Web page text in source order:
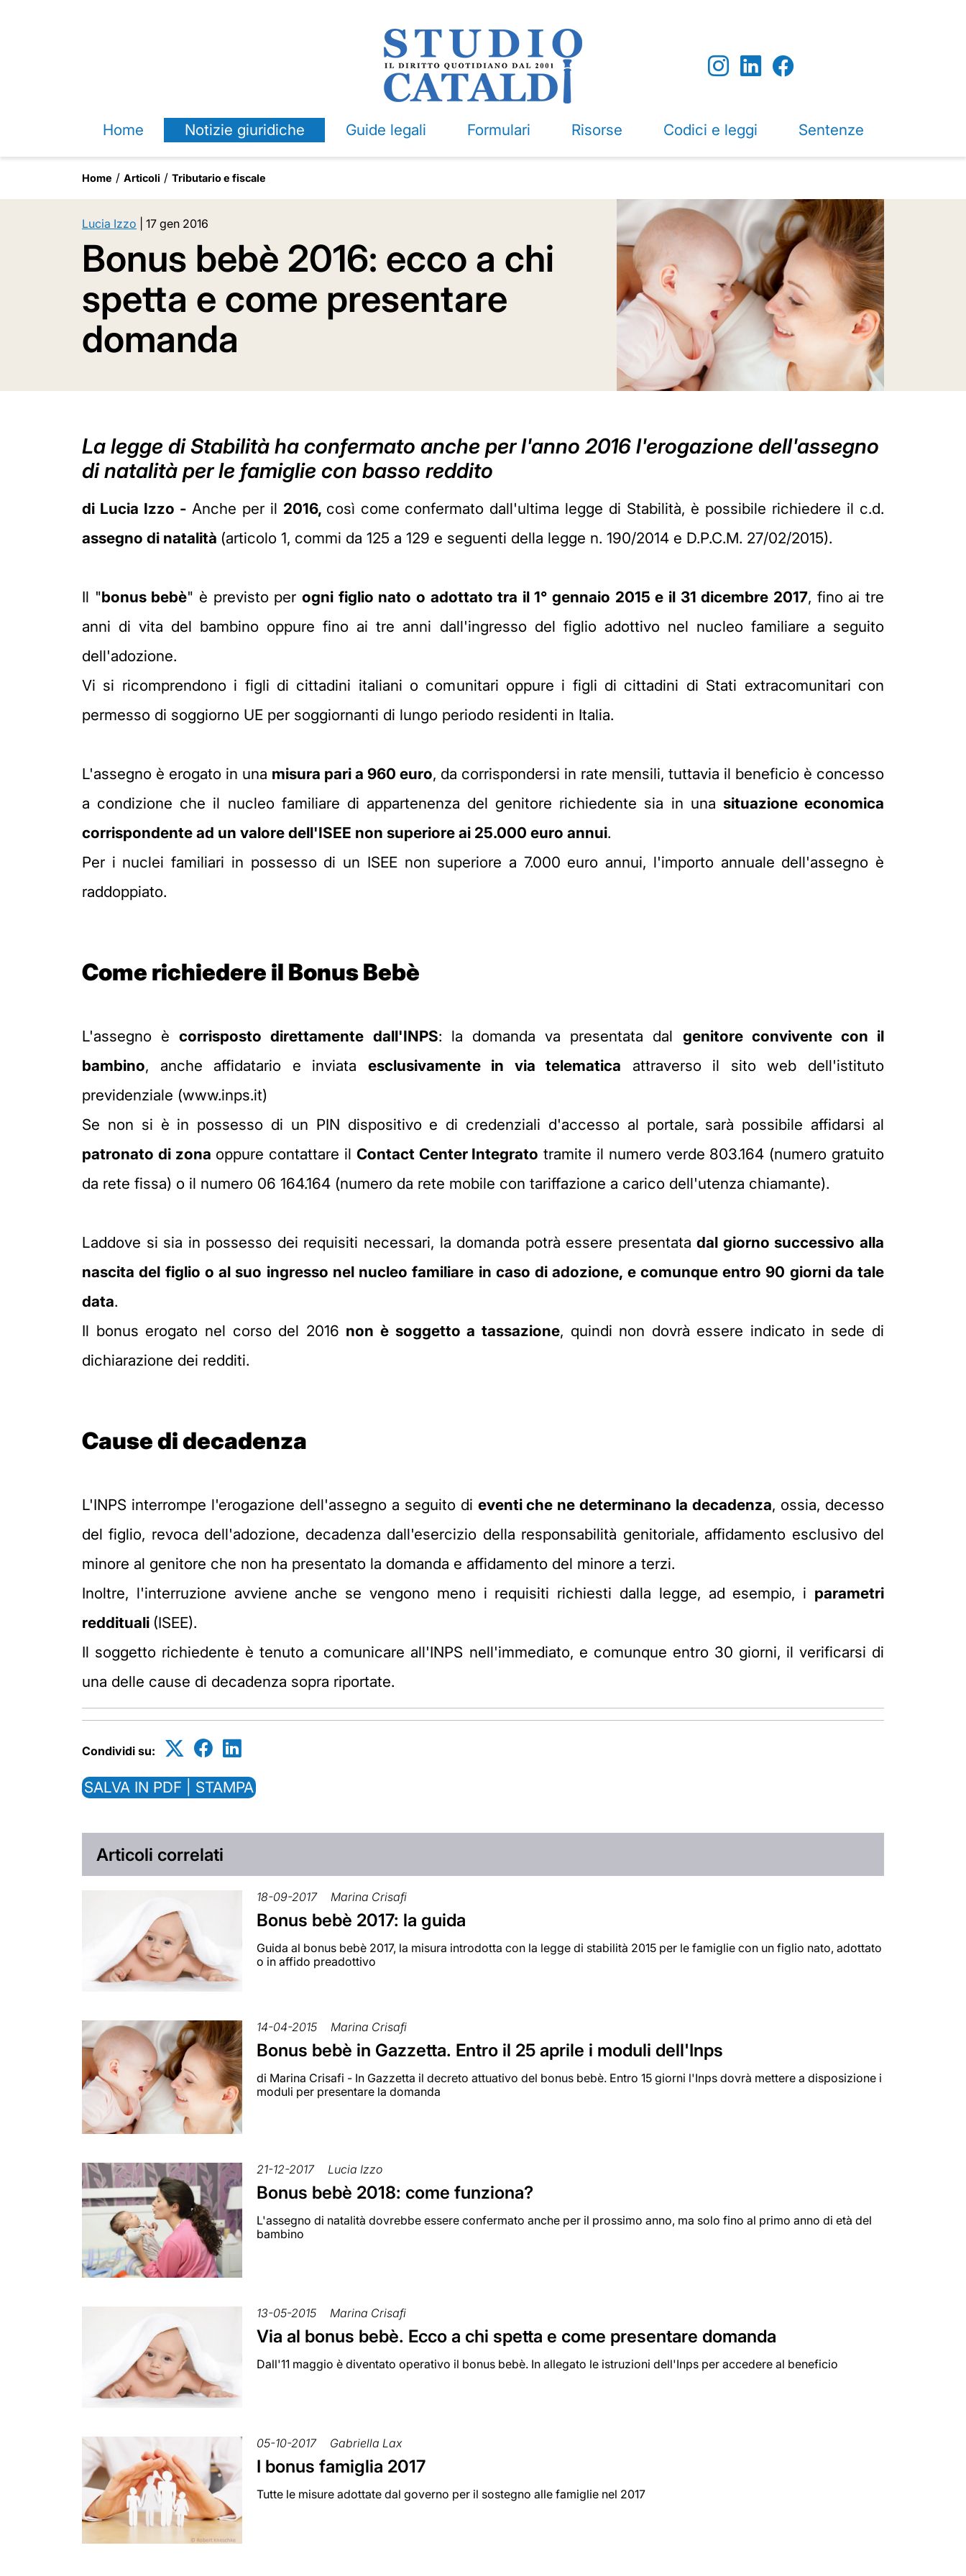
Home Notizie giuridiche Guide legali Formulari Risorse Codici e leggi Sentenze
Home Articoli Tributario e fiscale
Lucia Izzo 17 gen 2016
Bonus bebè 2016: ecco a chi
spetta e come presentare
domanda
La legge di Stabilità ha confermato anche per l'anno 2016 l'erogazione dell'assegno
di natalità per le famiglie con basso reddito
di Lucia Izzo - Anche per il 2016, così come confermato dall'ultima legge di Stabilità, è possibile richiedere il c.d.
assegno di natalità (articolo 1, commi da 125 a 129 e seguenti della legge n. 190/2014 e D.P.C.M. 27/02/2015).
Il "bonus bebè" è previsto per ogni figlio nato o adottato tra il 1° gennaio 2015 e il 31 dicembre 2017, fino ai tre
anni di vita del bambino oppure fino ai tre anni dall'ingresso del figlio adottivo nel nucleo familiare a seguito
dell'adozione.
Vi si ricomprendono i figli di cittadini italiani o comunitari oppure i figli di cittadini di Stati extracomunitari con
permesso di soggiorno UE per soggiornanti di lungo periodo residenti in Italia.
L'assegno è erogato in una misura pari a 960 euro, da corrispondersi in rate mensili, tuttavia il beneficio è concesso
a condizione che il nucleo familiare di appartenenza del genitore richiedente sia in una situazione economica
corrispondente ad un valore dell'ISEE non superiore ai 25.000 euro annui.
Per i nuclei familiari in possesso di un ISEE non superiore a 7.000 euro annui, l'importo annuale dell'assegno è
raddoppiato.
Come richiedere il Bonus Bebè
L'assegno ècorrisposto direttamente dall'INPS: la domanda va presentata dal genitore convivente con il
bambino, anche affidatario e inviata esclusivamente in via telematica attraverso il sito web dell'istituto
previdenziale (www.inps.it)
Se non si è in possesso di un PIN dispositivo e di credenziali d'accesso al portale, sarà possibile affidarsi al
patronato di zona oppure contattare il Contact Center Integrato tramite il numero verde 803.164 (numero gratuito
da rete fissa) o il numero 06 164.164 (numero da rete mobile con tariffazione a carico dell'utenza chiamante).
Laddove si sia in possesso dei requisiti necessari, la domanda potrà essere presentatadal giorno successivo alla
nascita del figlio o al suo ingresso nel nucleo familiare in caso di adozione, e comunque entro 90 giorni da tale
data.
Il bonus erogato nel corso del 2016 non è soggetto a tassazione, quindi non dovrà essere indicato in sede di
dichiarazione dei redditi.
Cause di decadenza
L'INPS interrompe l'erogazione dell'assegno a seguito di eventi che ne determinano la decadenza, ossia, decesso
del figlio, revoca dell'adozione, decadenza dall'esercizio della responsabilità genitoriale, affidamento esclusivo del
minore al genitore che non ha presentato la domanda e affidamento del minore a terzi.
Inoltre, l'interruzione avviene anche se vengono meno i requisiti richiesti dalla legge, ad esempio, i parametri
reddituali (ISEE).
Il soggetto richiedente è tenuto a comunicare all'INPS nell'immediato, e comunque entro 30 giorni, il verificarsi di
una delle cause di decadenza sopra riportate.
Condividi su:
SALVA IN PDF | STAMPA
Articoli correlati
18-09-2017 Marina Crisafi
Bonus bebè 2017: la guida
Guida al bonus bebè 2017, la misura introdotta con la legge di stabilità 2015 per le famiglie con un figlio nato, adottato
o in affido preadottivo
14-04-2015 Marina Crisafi
Bonus bebè in Gazzetta. Entro il 25 aprile i moduli dell'Inps
di Marina Crisafi - In Gazzetta il decreto attuativo del bonus bebè. Entro 15 giorni l'Inps dovrà mettere a disposizione i
moduli per presentare la domanda
21-12-2017 Lucia Izzo
Bonus bebè 2018: come funziona?
L'assegno di natalità dovrebbe essere confermato anche per il prossimo anno, ma solo fino al primo anno di età del
bambino
13-05-2015 Marina Crisafi
Via al bonus bebè. Ecco a chi spetta e come presentare domanda
Dall'11 maggio è diventato operativo il bonus bebè. In allegato le istruzioni dell'Inps per accedere al beneficio
05-10-2017 Gabriella Lax
I bonus famiglia 2017
Tutte le misure adottate dal governo per il sostegno alle famiglie nel 2017